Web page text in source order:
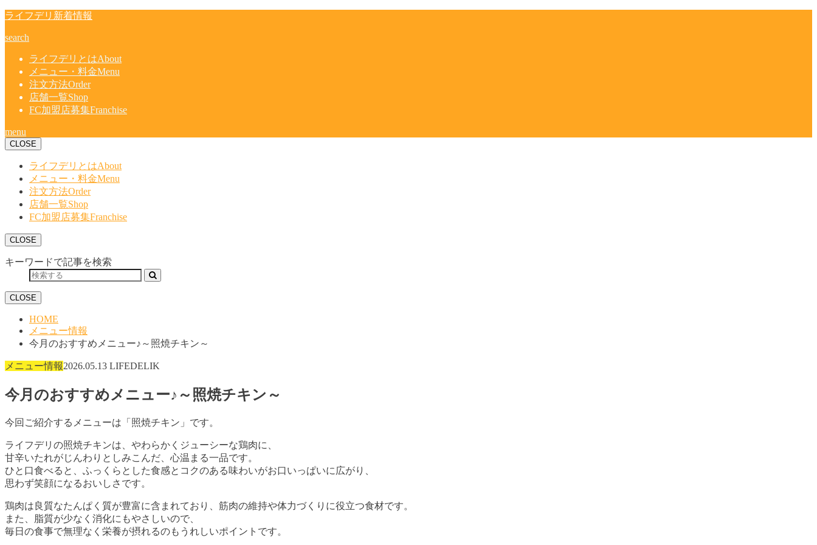
ライフデリ新着情報
search
ライフデリとはAbout
メニュー・料金Menu
注文方法Order
店舗一覧Shop
FC加盟店募集Franchise
menu
CLOSE
ライフデリとはAbout
メニュー・料金Menu
注文方法Order
店舗一覧Shop
FC加盟店募集Franchise
CLOSE
キーワードで記事を検索
CLOSE
HOME
メニュー情報
今月のおすすめメニュー♪～照焼チキン～
メニュー情報2026.05.13 LIFEDELIK
今月のおすすめメニュー♪～照焼チキン～
今回ご紹介するメニューは「照焼チキン」です。
ライフデリの照焼チキンは、やわらかくジューシーな鶏肉に、
甘辛いたれがじんわりとしみこんだ、心温まる一品です。
ひと口食べると、ふっくらとした食感とコクのある味わいがお口いっぱいに広がり、
思わず笑顔になるおいしさです。
鶏肉は良質なたんぱく質が豊富に含まれており、筋肉の維持や体力づくりに役立つ食材です。
また、脂質が少なく消化にもやさしいので、
毎日の食事で無理なく栄養が摂れるのもうれしいポイントです。